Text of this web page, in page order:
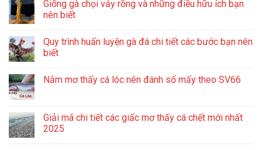
Giống gà chọi vảy rồng và những điều hữu ích bạn
nên biết
Quy trình huấn luyện gà đá chi tiết các bước bạn nên
biết
Nằm mơ thấy cá lóc nên đánh số mấy theo SV66
Giải mã chi tiết các giấc mơ thấy cá chết mới nhất
2025